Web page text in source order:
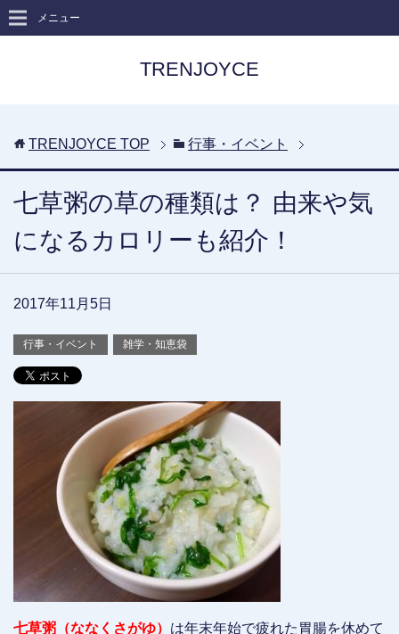
TRENJOYCE
メニュー
TRENJOYCE TOP 行事・イベント
七草粥の草の種類は？ 由来や気
になるカロリーも紹介！
2017年11月5日
行事・イベント 雑学・知恵袋
七草粥（ななくさがゆ） は年末年始で疲れた胃腸を休めて